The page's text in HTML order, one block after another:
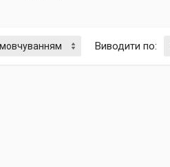
Виводити по: